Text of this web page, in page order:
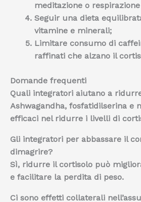
meditazione o
Seguir una dieta
vitamine e minerali;
Limitare consumo di
raffinati che alzano il
Domande frequenti
Quali integratori aiutano a
Ashwagandha, fosfatidilserina e
efficaci nel ridurre i livelli di
Gli integratori per abbassare il
dimagrire?
Sì, ridurre il cortisolo può
e facilitare la perdita di peso.
Ci sono effetti collaterali